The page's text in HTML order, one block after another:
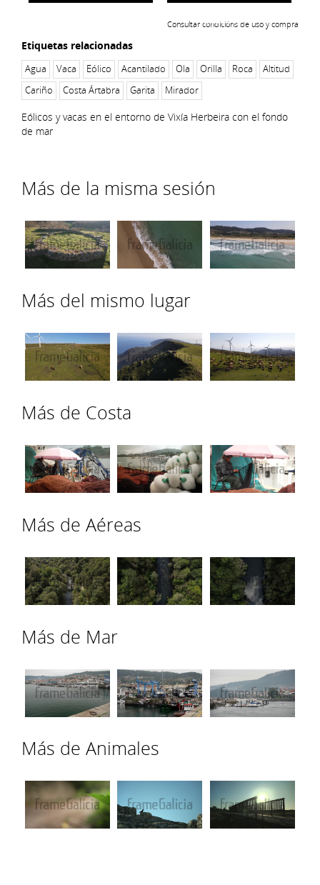
deseos
Consultar condicións de uso y compra
Etiquetas relacionadas
Agua Vaca Eólico Acantilado Ola Orilla Roca
Altitud
Cariño
Costa Ártabra Garita Mirador
Eólicos y vacas en el entorno de Vixía Herbeira con el fondo
de mar
Más de la misma sesión
Más del mismo lugar
Más de Costa
Más de Aéreas
Más de Mar
Más de Animales